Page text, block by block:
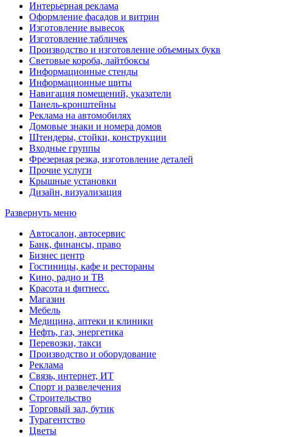
Интерьерная реклама
Оформление фасадов и витрин
Изготовление вывесок
Изготовление табличек
Производство и изготовление объемных букв
Световые короба, лайтбоксы
Информационные стенды
Информационные щиты
Навигация помещений, указатели
Панель-кронштейны
Реклама на автомобилях
Домовые знаки и номера домов
Штендеры, стойки, конструкции
Входные группы
Фрезерная резка, изготовление деталей
Прочие услуги
Крышные установки
Дизайн, визуализация
Развернуть меню
Автосалон, автосервис
Банк, финансы, право
Бизнес центр
Гостиницы, кафе и рестораны
Кино, радио и ТВ
Красота и фитнесс.
Магазин
Мебель
Медицина, аптеки и клиники
Нефть, газ, энергетика
Перевозки, такси
Производство и оборудование
Реклама
Связь, интернет, ИТ
Спорт и развелечения
Строительство
Торговый зал, бутик
Турагентство
Цветы